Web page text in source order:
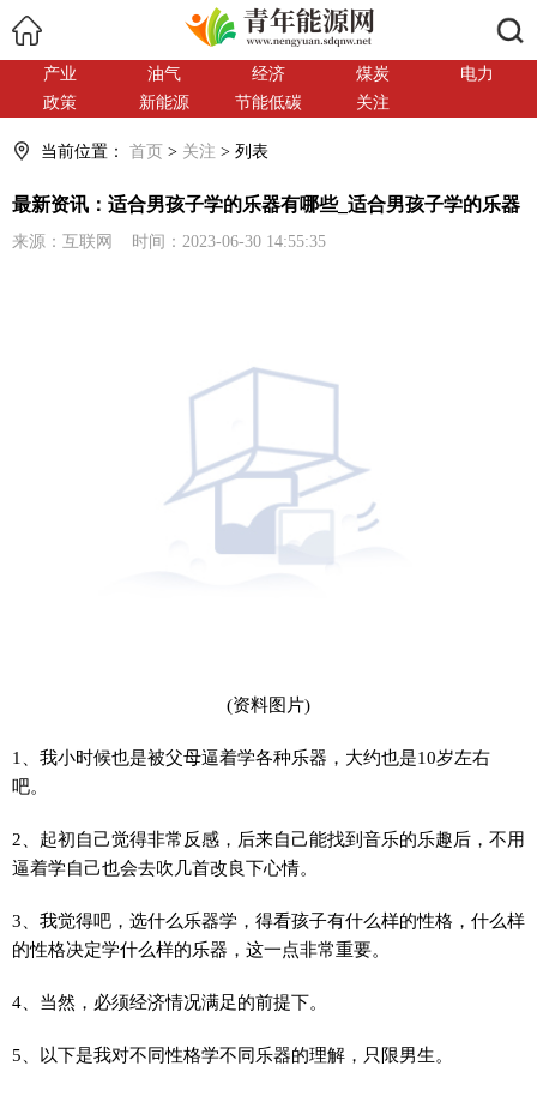
产业 油气 经济 煤炭
电力
政策
新能源 节能低碳 关注
当前位置： 首页 > 关注 > 列表
最新资讯：适合男孩子学的乐器有哪些_适合男孩子学的乐器
来源：互联网 时间：2023-06-30 14:55:35
(资料图片)
1、我小时候也是被父母逼着学各种乐器，大约也是10岁左右
吧。
2、起初自己觉得非常反感，后来自己能找到音乐的乐趣后，不用
逼着学自己也会去吹几首改良下心情。
3、我觉得吧，选什么乐器学，得看孩子有什么样的性格，什么样
的性格决定学什么样的乐器，这一点非常重要。
4、当然，必须经济情况满足的前提下。
5、以下是我对不同性格学不同乐器的理解，只限男生。